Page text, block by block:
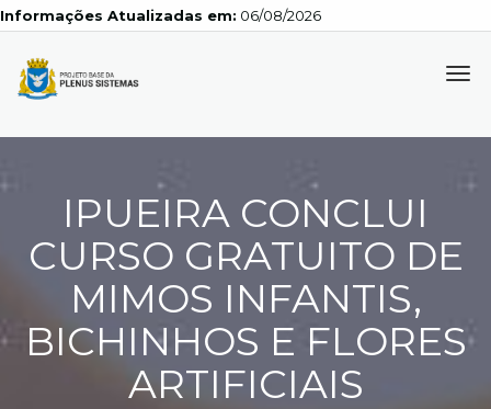
Atualizadas em: 06/08/2026
IPUEIRA CONCLUI
CURSO GRATUITO DE
MIMOS INFANTIS,
BICHINHOS E FLORES
ARTIFICIAIS